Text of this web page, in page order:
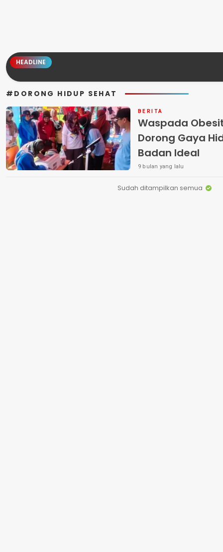
HEADLINE
#DORONG HIDUP SEHAT
BERITA
Waspada
Dorong Gaya
Badan Ideal
9 bulan yang lalu
Sudah ditampilkan semua